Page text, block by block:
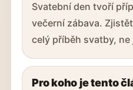
Svatební den tvoří
večerní zábava.
celý příběh svatby, ne
Pro koho je tento